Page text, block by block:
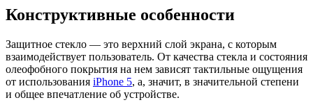
Конструктивные особенности
Защитное стекло — это верхний слой экрана, с которым
взаимодействует пользователь. От качества стекла и состояния
олеофобного покрытия на нем зависят тактильные ощущения
от использования iPhone 5, а, значит, в значительной степени
и общее впечатление об устройстве.